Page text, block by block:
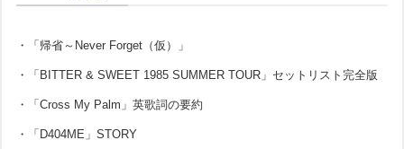
・「帰省～Never Forget（仮）」
・「BITTER & SWEET 1985 SUMMER TOUR」セットリスト完全版
・「Cross My Palm」英歌詞の要約
・「D404ME」STORY